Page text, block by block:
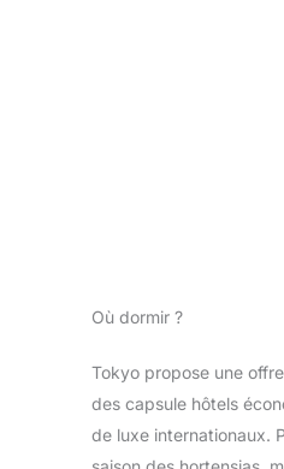
Où dormir ?
Tokyo propose une
des capsule hôtels
de luxe internationaux.